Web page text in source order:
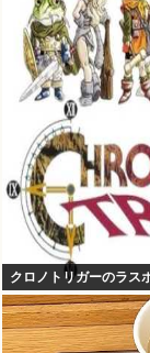
クロノトリガーのラス